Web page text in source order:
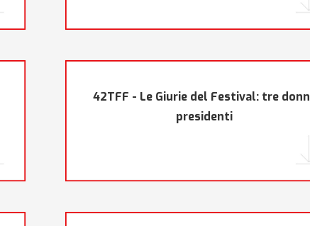
42TFF - Le Giurie del Festival: tre
presidenti